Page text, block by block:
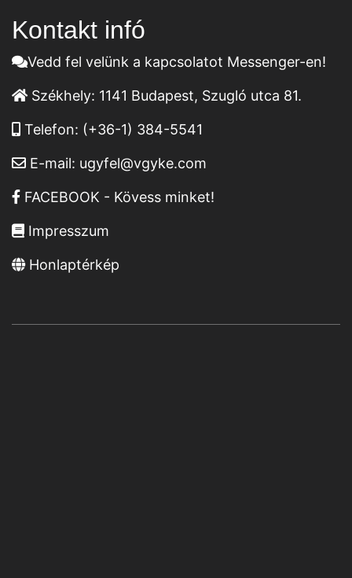
Kontakt infó
Vedd fel velünk a kapcsolatot Messenger-en!
Székhely: 1141 Budapest, Szugló utca 81.
Telefon: (+36-1) 384-5541
E-mail: ugyfel@vgyke.com
FACEBOOK - Kövess minket!
Impresszum
Honlaptérkép